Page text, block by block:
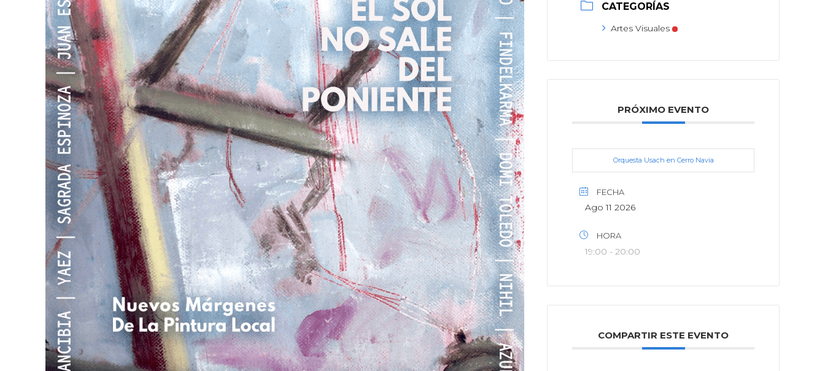
CATEGORÍAS
Artes Visuales
PRÓXIMO EVENTO
Orquesta Usach en Cerro Navia
FECHA
Ago 11 2026
HORA
19:00 - 20:00
COMPARTIR ESTE EVENTO